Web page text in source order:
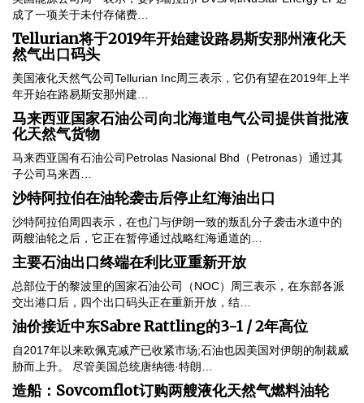
成了一项关于未付存储费…
Tellurian将于2019年开始建设路易斯安那州液化天
然气出口码头
美国液化天然气公司Tellurian Inc周三表示，它仍有望在2019年上半
年开始在路易斯安那州建…
马来西亚国家石油公司向北海道电气公司提供首批液
化天然气货物
马来西亚国有石油公司Petrolas Nasional Bhd（Petronas）通过其
子公司马来西…
沙特阿拉伯在油轮袭击后停止红海油出口
沙特阿拉伯周四表示，在也门与伊朗一致的叛乱分子袭击水道中的
两艘油轮之后，它正在暂停通过战略红海通道的…
主要石油出口终端在利比亚重新开放
总部位于的黎波里的国家石油公司（NOC）周三表示，在东部各派
交出港口后，四个出口码头正在重新开放，结…
油价接近中东Sabre Rattling的3-1 / 2年高位
自2017年以来欧佩克减产已收紧市场;石油也因美国对伊朗的制裁威
胁而上升。 尽管美国总统唐纳德·特朗…
造船：Sovcomflot订购两艘液化天然气燃料油轮